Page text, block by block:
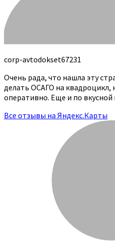
corp-avtodokset67231
Очень рада, что нашла эту
делать ОСАГО на квадроцикл,
оперативно. Еще и по вкусной
Все отзывы на Яндекс.Карты